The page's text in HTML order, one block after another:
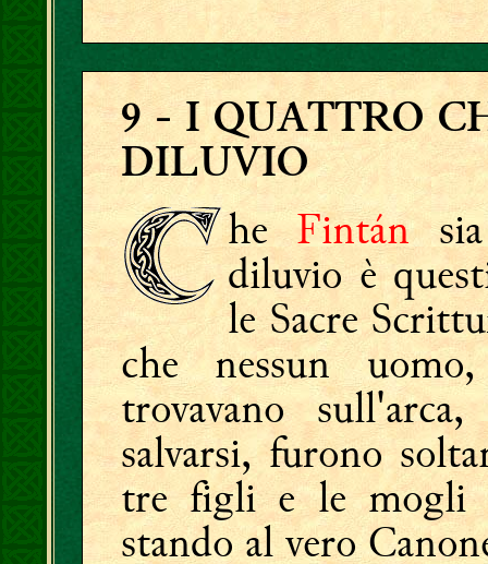
9- I QUATTRO
DILUVIO
heFintánsia
diluvio è
le Sacre
che nessun
trovavano
salvarsi, furono
tre figli e le mogli
stando al vero